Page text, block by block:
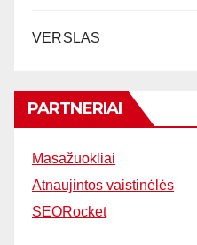
VERSLAS
PARTNERIAI
Masažuokliai
Atnaujintos vaistinėlės
SEORocket